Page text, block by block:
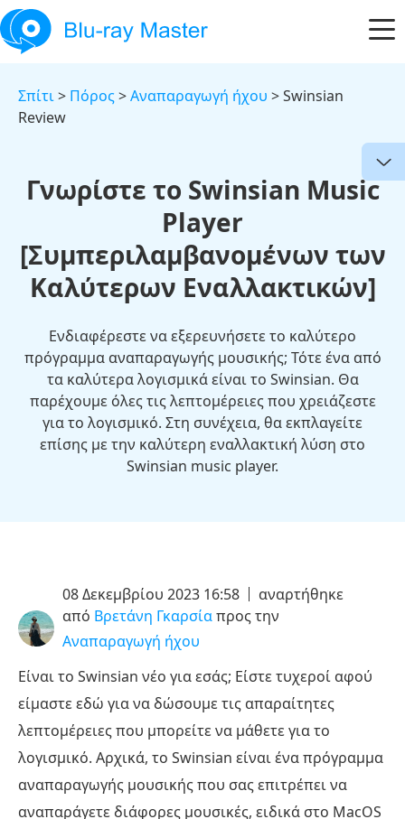
Σπίτι> Πόρος>Αναπαραγωγή ήχου > Swinsian
Review
Γνωρίστε το Swinsian Music
Player
[Συμπεριλαμβανομένων των
Καλύτερων Εναλλακτικών]
Ενδιαφέρεστε να εξερευνήσετε το καλύτερο
πρόγραμμα αναπαραγωγής μουσικής; Τότε ένα από
τα καλύτερα λογισμικά είναι το Swinsian. Θα
παρέχουμε όλες τις λεπτομέρειες που χρειάζεστε
για το λογισμικό. Στη συνέχεια, θα εκπλαγείτε
επίσης με την καλύτερη εναλλακτική λύση στο
Swinsian music player.
08 Δεκεμβρίου 2023 16:58
αναρτήθηκε
από Βρετάνη Γκαρσίαπρος την
Αναπαραγωγή ήχου
Είναι το Swinsian νέο για εσάς; Είστε τυχεροί αφού
είμαστε εδώ για να δώσουμε τις απαραίτητες
λεπτομέρειες που μπορείτε να μάθετε για το
λογισμικό. Αρχικά, το Swinsian είναι ένα πρόγραμμα
αναπαραγωγής μουσικής που σας επιτρέπει να
αναπαράγετε διάφορες μουσικές, ειδικά στο MacOS